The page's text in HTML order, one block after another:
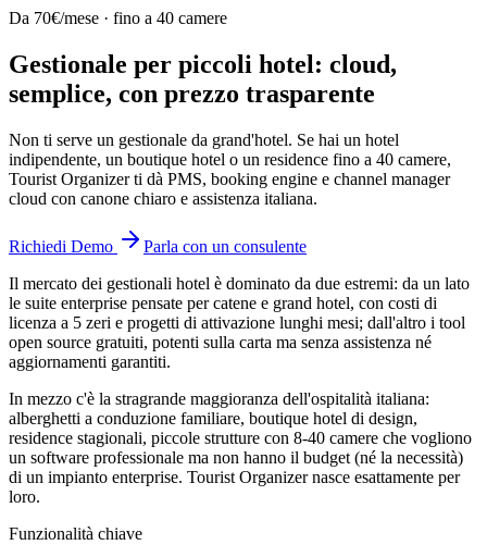
Da 70€/mese · fino a 40 camere
Gestionale per piccoli hotel: cloud,
semplice, con prezzo trasparente
Non ti serve un gestionale da grand'hotel. Se hai un hotel
indipendente, un boutique hotel o un residence fino a 40 camere,
Tourist Organizer ti dà PMS, booking engine e channel manager
cloud con canone chiaro e assistenza italiana.
Richiedi Demo
Parla con un consulente
Il mercato dei gestionali hotel è dominato da due estremi: da un lato
le suite enterprise pensate per catene e grand hotel, con costi di
licenza a 5 zeri e progetti di attivazione lunghi mesi; dall'altro i tool
open source gratuiti, potenti sulla carta ma senza assistenza né
aggiornamenti garantiti.
In mezzo c'è la stragrande maggioranza dell'ospitalità italiana:
alberghetti a conduzione familiare, boutique hotel di design,
residence stagionali, piccole strutture con 8-40 camere che vogliono
un software professionale ma non hanno il budget (né la necessità)
di un impianto enterprise. Tourist Organizer nasce esattamente per
loro.
Funzionalità chiave